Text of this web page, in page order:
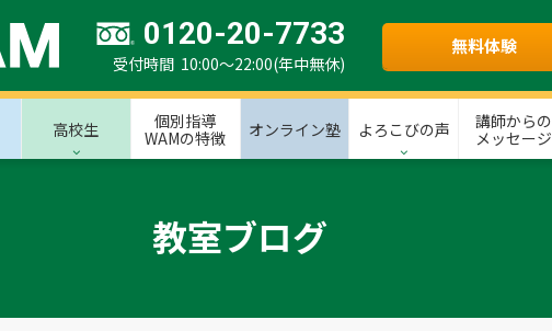
0120-20-7733
受付時間 10:00～22:00(年中無休)
無料体験
高校生
個別指導
WAMの特徴
オンライン塾 よろこびの声
講師からの
メッセージ
教室ブログ